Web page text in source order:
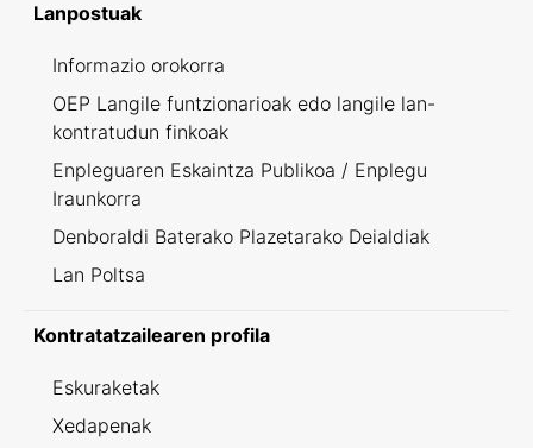
Lanpostuak
Informazio orokorra
OEP Langile funtzionarioak edo langile lan-
kontratudun finkoak
Enpleguaren Eskaintza Publikoa / Enplegu
Iraunkorra
Denboraldi Baterako Plazetarako Deialdiak
Lan Poltsa
Kontratatzailearen profila
Eskuraketak
Xedapenak